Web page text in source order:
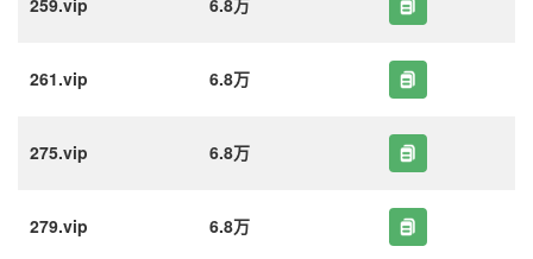
259.vip 6.8万
261.vip 6.8万
275.vip 6.8万
279.vip 6.8万